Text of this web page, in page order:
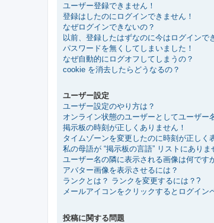
ユーザー登録できません！
登録はしたのにログインできません！
なぜログインできないの？
以前、登録したはずなのに今はログインで
パスワードを無くしてしまいました！
なぜ自動的にログオフしてしまうの？
cookie を消去したらどうなるの？
ユーザー設定
ユーザー設定のやり方は？
オンライン状態のユーザーとしてユーザー
掲示板の時刻が正しくありません！
タイムゾーンを変更したのに時刻が正しく
私の母語が “掲示板の言語” リストにありま
ユーザー名の隣に表示される画像は何です
アバター画像を表示させるには？
ランクとは？ ランクを変更するには？?
メールアイコンをクリックするとログイン
投稿に関する問題